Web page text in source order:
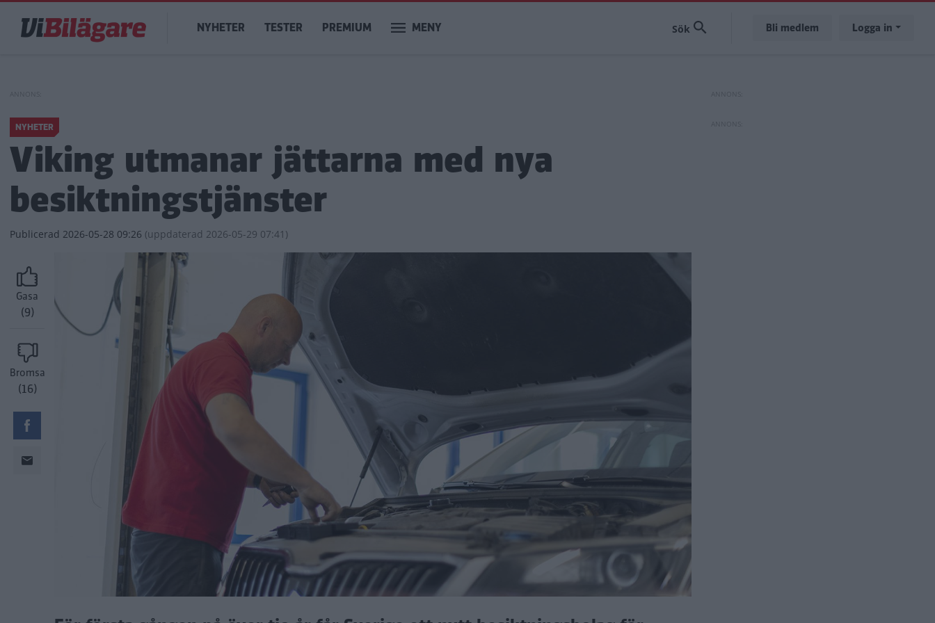
huvudinnehåll
Main
navigation
NYHETER TESTER PREMIUM MENY Bli medlem Logga in
NYHETER
Viking utmanar jättarna med nya
besiktningstjänster
Publicerad 2026-05-28 09:26 (uppdaterad 2026-05-29 07:41)
Gasa
(9)
Bromsa
(16)